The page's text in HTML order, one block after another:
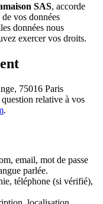
SAS, accorde
vos données
données nous
exercer vos droits.
75016 Paris
relative à vos
.
email, mot de passe
parlée.
téléphone (si vérifié),